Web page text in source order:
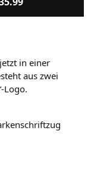
in einer
aus zwei
Logo.